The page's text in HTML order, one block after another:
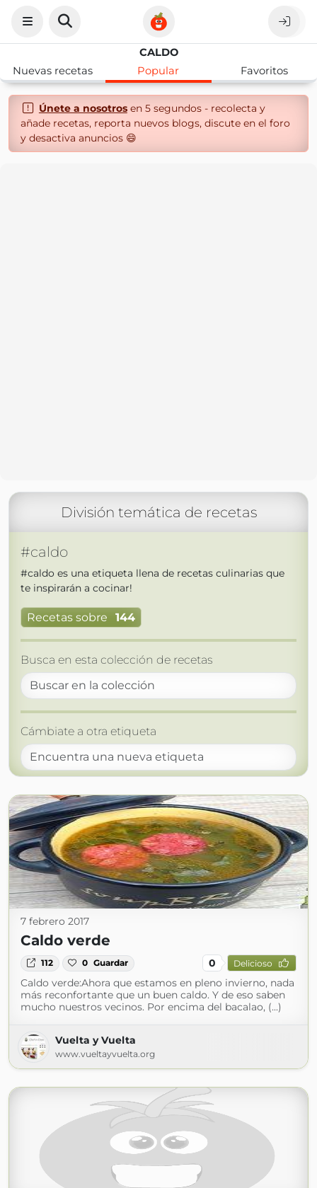
CALDO
Nuevas recetas
Popular Favoritos
Únete a nosotrosen 5 segundos - recolecta y
añade recetas, reporta nuevos blogs, discute en el foro
y desactiva anuncios 😄
División temática de recetas
#caldo
#caldo es una etiqueta llena de recetas culinarias que
te inspirarán a cocinar!
Recetas sobre 144
Busca en esta colección de recetas
Cámbiate a otra etiqueta
7 febrero 2017
Caldo verde
112 0 Guardar 0 Delicioso
Caldo verde:Ahora que estamos en pleno invierno, nada
más reconfortante que un buen caldo. Y de eso saben
mucho nuestros vecinos. Por encima del bacalao, (...)
Vuelta y Vuelta
www.vueltayvuelta.org